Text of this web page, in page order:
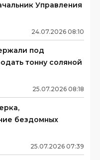
Управления
24.07.2026 08:10
под
тонну соляной
25.07.2026 08:18
бездомных
25.07.2026 07:39